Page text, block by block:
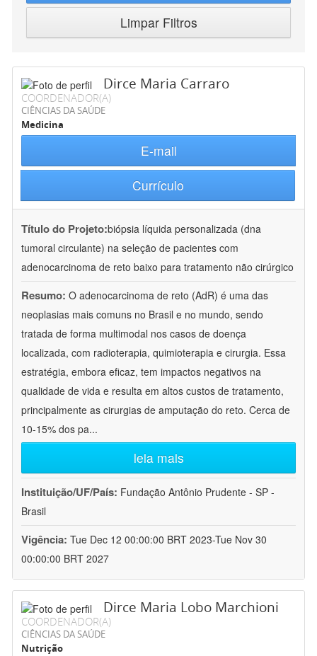
Limpar Filtros
Dirce Maria Carraro
COORDENADOR(A)
CIÊNCIAS DA SAÚDE
Medicina
E-mail
Currículo
Título do Projeto:biópsia líquida personalizada (dna
tumoral circulante) na seleção de pacientes com
adenocarcinoma de reto baixo para tratamento não cirúrgico
Resumo: O adenocarcinoma de reto (AdR) é uma das
neoplasias mais comuns no Brasil e no mundo, sendo
tratada de forma multimodal nos casos de doença
localizada, com radioterapia, quimioterapia e cirurgia. Essa
estratégia, embora eficaz, tem impactos negativos na
qualidade de vida e resulta em altos custos de tratamento,
principalmente as cirurgias de amputação do reto. Cerca de
10-15% dos pa...
leia mais
Instituição/UF/País: Fundação Antônio Prudente - SP -
Brasil
Vigência: Tue Dec 12 00:00:00 BRT 2023-Tue Nov 30
00:00:00 BRT 2027
Dirce Maria Lobo Marchioni
COORDENADOR(A)
CIÊNCIAS DA SAÚDE
Nutrição